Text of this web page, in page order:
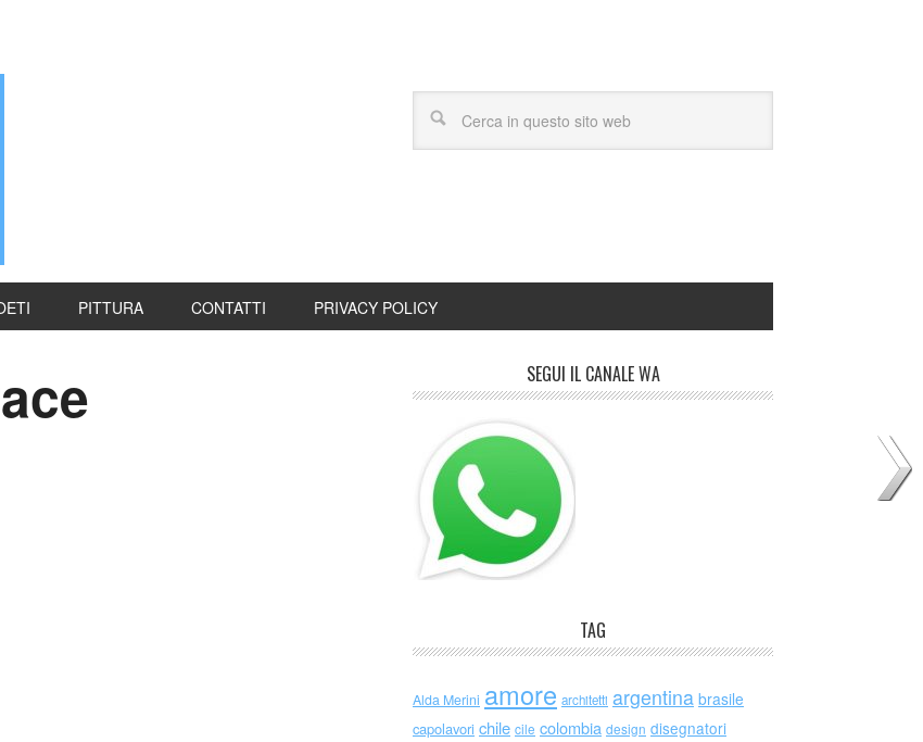
PITTURA CONTATTI PRIVACY POLICY
SEGUI IL CANALE WA
TAG
Alda Merini amore architetti argentina brasile
capolavori chile cile colombia design disegnatori